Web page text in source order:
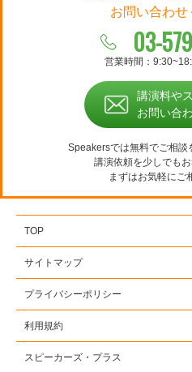
お問い合わせ
03-
営業時間：
講演料や
お問い合
Speakersでは無料でご相談
講演依頼を少しでもお
まずはお気軽にご
TOP
サイトマップ
プライバシーポリシー
利用規約
スピーカーズ・プラス